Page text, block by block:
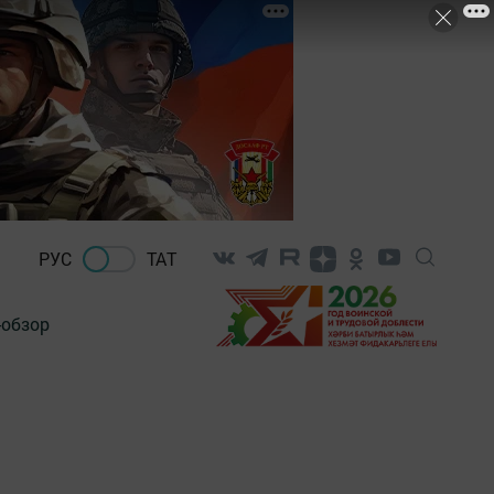
РУС ТАТ